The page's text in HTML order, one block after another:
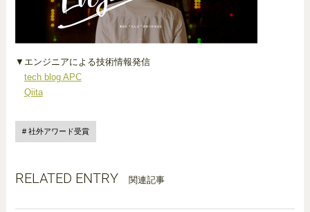
▼エンジニアによる技術情報発信
tech blog APC
Qiita
社外アワード受賞
RELATED ENTRY 関連記事